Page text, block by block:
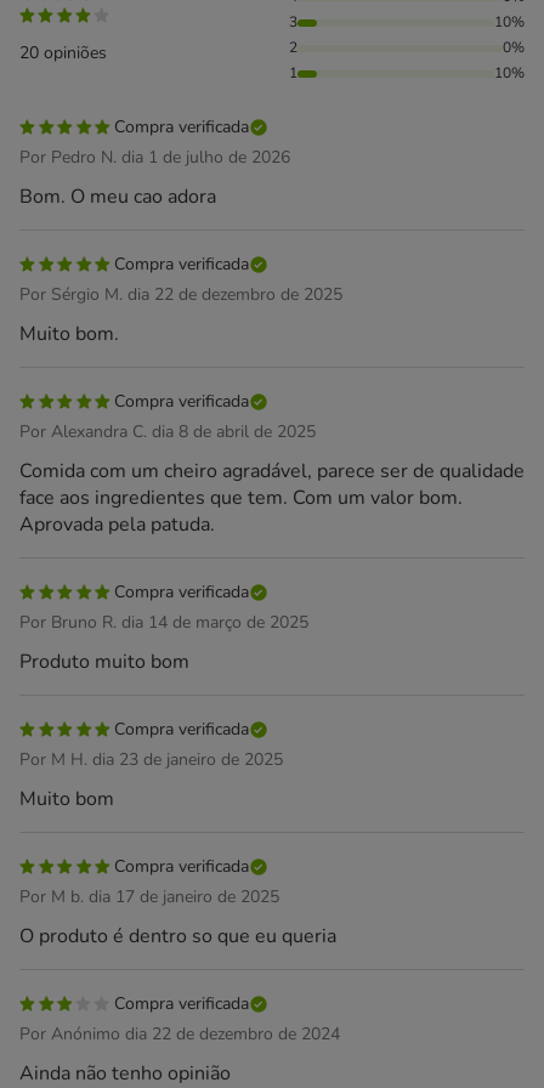
20 opiniões
3
10%
2
0%
1
10%
Compra verificada
Por Pedro N. dia 1 de julho de 2026
Bom. O meu cao adora
Compra verificada
Por Sérgio M. dia 22 de dezembro de 2025
Muito bom.
Compra verificada
Por Alexandra C. dia 8 de abril de 2025
Comida com um cheiro agradável, parece ser de qualidade
face aos ingredientes que tem. Com um valor bom.
Aprovada pela patuda.
Compra verificada
Por Bruno R. dia 14 de março de 2025
Produto muito bom
Compra verificada
Por M H. dia 23 de janeiro de 2025
Muito bom
Compra verificada
Por M b. dia 17 de janeiro de 2025
O produto é dentro so que eu queria
Compra verificada
Por Anónimo dia 22 de dezembro de 2024
Ainda não tenho opinião